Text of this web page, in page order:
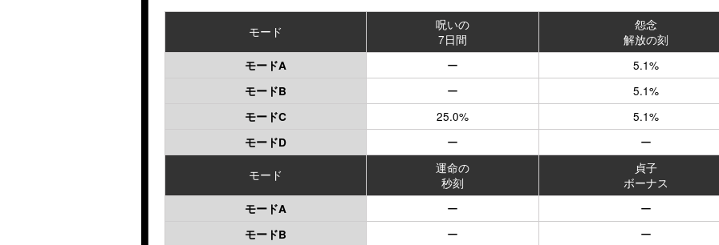
モード
呪いの
7日間
怨念
解放の刻
モードA ー 5.1%
モードB ー 5.1%
モードC 25.0% 5.1%
モードD ー ー
モード
運命の
秒刻
貞子
ボーナス
モードA ー ー
モードB ー ー